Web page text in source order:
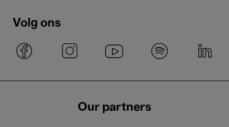
Volg ons
Our partners